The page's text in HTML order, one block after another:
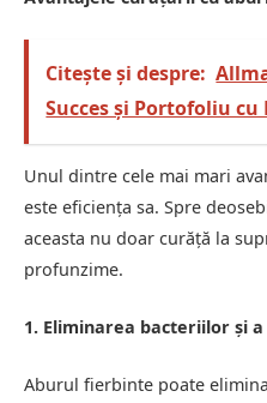
Citește și despre:
Succes și Portofoliu
Unul dintre cele mai mari
este eficiența sa. Spre
aceasta nu doar curăță la
profunzime.
1. Eliminarea bacteriilor și
Aburul fierbinte poate